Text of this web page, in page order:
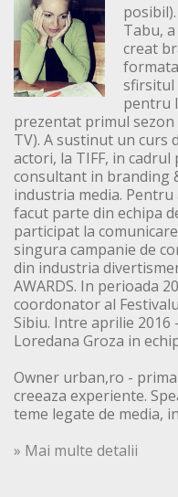
Tabu,
creat
sfirsitul
pentru
prezentat primul sezon
TV). A sustinut un
actori, la TIFF, in
consultant in branding
industria media. Pentru
facut parte din echipa
participat la
singura campanie de
din industria
AWARDS. In perioada
coordonator al
Sibiu. Intre aprilie
Loredana Groza in
Owner urban,ro -
creeaza experiente.
teme legate de media,
» Mai multe detalii